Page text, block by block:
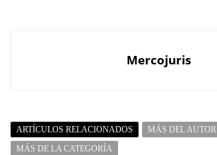
Mercojuris
ARTÍCULOS RELACIONADOS
MÁS DEL AUTOR
MÁS DE LA CATEGORÍA